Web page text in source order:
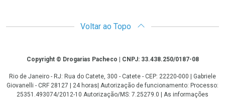
Voltar ao Topo
CopyrightCopyright © Drogarias Pacheco | CNPJ: 33.438.250/0187-08
Rio de Janeiro - RJ: Rua do Catete, 300 - Catete - CEP: 22220-000 | Gabriele
Giovanelli - CRF 28127 | 24 horas| Autorização de funcionamento: Processo:
25351.493074/2012-10 Autorização/MS: 7.25279.0 | As informações